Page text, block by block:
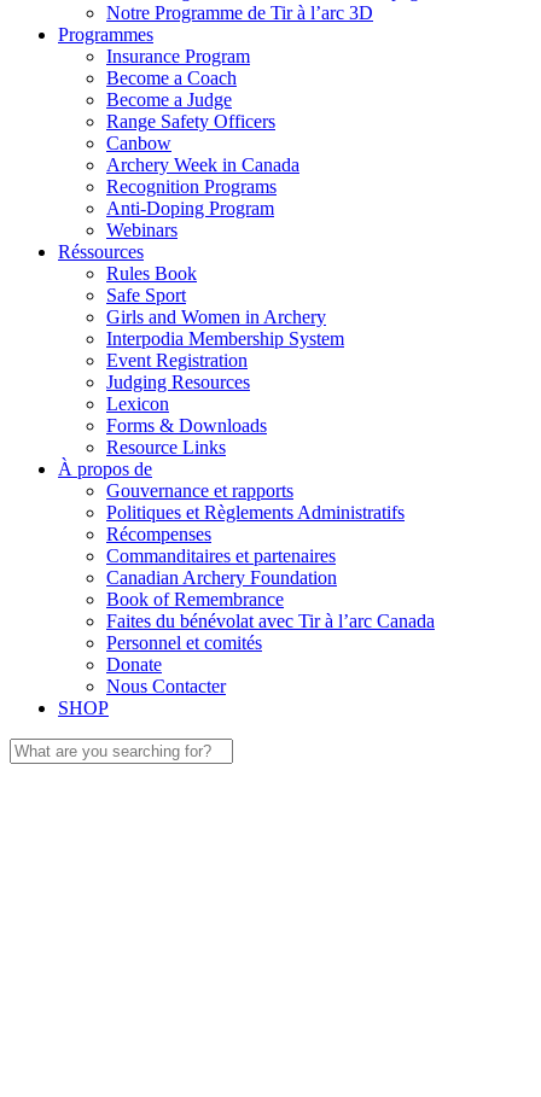
Notre Programme de Tir à l’arc 3D
Programmes
Insurance Program
Become a Coach
Become a Judge
Range Safety Officers
Canbow
Archery Week in Canada
Recognition Programs
Anti-Doping Program
Webinars
Réssources
Rules Book
Safe Sport
Girls and Women in Archery
Interpodia Membership System
Event Registration
Judging Resources
Lexicon
Forms & Downloads
Resource Links
À propos de
Gouvernance et rapports
Politiques et Règlements Administratifs
Récompenses
Commanditaires et partenaires
Canadian Archery Foundation
Book of Remembrance
Faites du bénévolat avec Tir à l’arc Canada
Personnel et comités
Donate
Nous Contacter
SHOP
Search
for: